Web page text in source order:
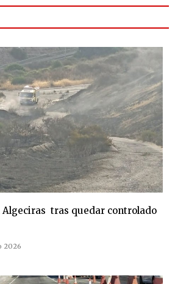
Algeciras tras quedar controlado
2026